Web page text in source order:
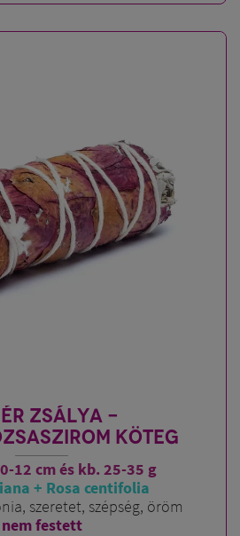
ZSÁLYA -
KÖTEG
12 cm és kb. 25-35 g
+ Rosa centifolia
szeretet, szépség, öröm
nem festett